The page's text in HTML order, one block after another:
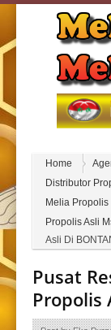
Home
Distributor
Melia Propolis
Propolis Asli
Asli Di
Pusat
Propolis